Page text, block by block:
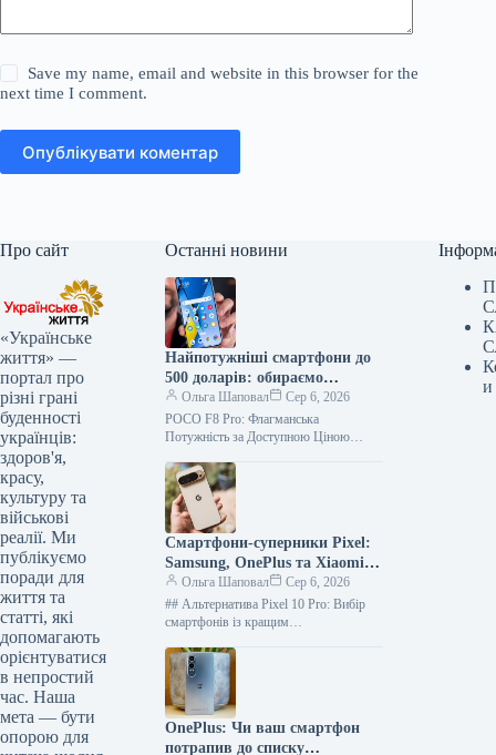
Save my name, email and website in this browser for the
next time I comment.
Опублікувати коментар
Про сайт
«Українське
життя» —
портал про
різні грані
буденності
українців:
здоров'я,
красу,
культуру та
військові
реалії. Ми
публікуємо
поради для
життя та
статті, які
допомагають
орієнтуватися
в непростий
час. Наша
мета — бути
опорою для
Останні новини
Найпотужніші смартфони до
500 доларів: обираємо
найкращий процесор на літо
2026
Ольга Шаповал
Сер 6, 2026
POCO F8 Pro: Флагманська
Потужність за Доступною Ціною
дивовижні можливості, і навіть
пристрої середнього цінового
сегменту…
Смартфони-суперники Pixel:
Samsung, OnePlus та Xiaomi
долають ціну (фото)
Ольга Шаповал
Сер 6, 2026
## Альтернатива Pixel 10 Pro: Вибір
смартфонів із кращим
продуктивності Експерти видання
slashgear.com радять звернути увагу
на…
OnePlus: Чи ваш смартфон
потрапив до списку
и